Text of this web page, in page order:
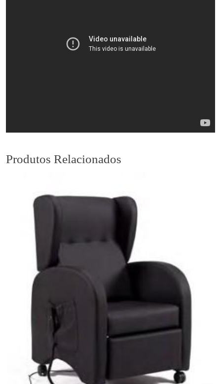
Produtos Relacionados